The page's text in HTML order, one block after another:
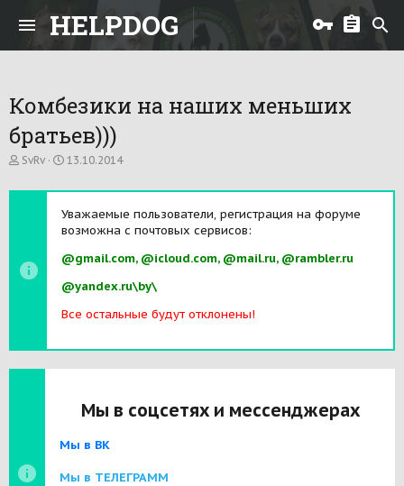
HELPDOG
Комбезики на наших меньших
братьев)))
А
т
м
ы
SvRv
Д
т
н
а
а
а
13.10.2014
Уважаемые пользователи, регистрация на форуме
возможна с почтовых сервисов:
@gmail.com, @icloud.com, @mail.ru, @rambler.ru
@yandex.ru\by\
Все остальные будут отклонены!
Мы в соцсетях и мессенджерах
Мы в ВК
Мы в ТЕЛЕГРАММ